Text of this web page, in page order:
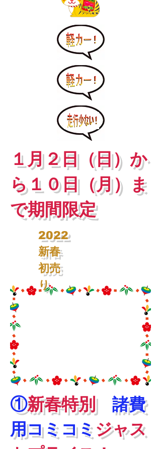
１月２日（日）か
ら１０日（月）ま
で期間限定
2022
新春
初売
り
①新春特別諸費
用コミコミジャス